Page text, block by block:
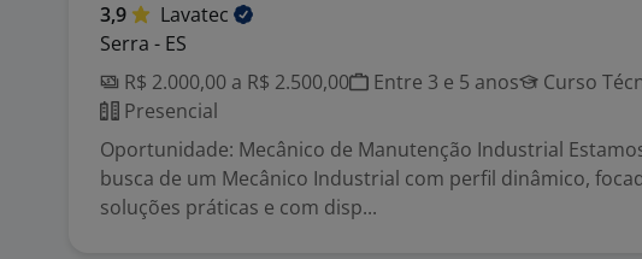
3,9
Lavatec
Serra - ES
R$ 2.000,00 a R$ 2.500,00
Entre 3 e 5 anos
Curso
Presencial
Oportunidade: Mecânico de Manutenção Industrial
busca de um Mecânico Industrial com perfil dinâmico,
soluções práticas e com disp...